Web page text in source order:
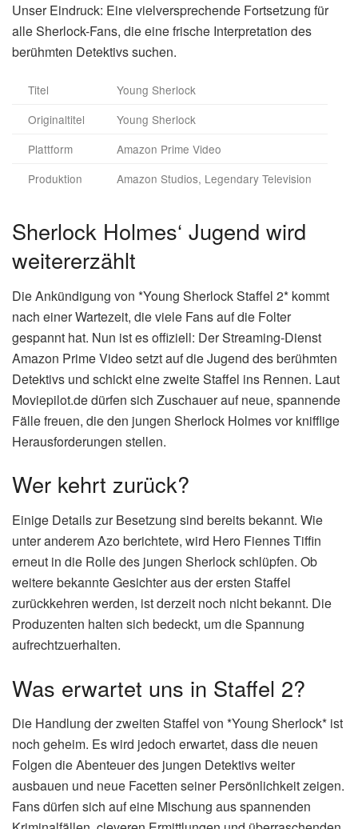
Unser Eindruck: Eine vielversprechende Fortsetzung für
alle Sherlock-Fans, die eine frische Interpretation des
berühmten Detektivs suchen.
Titel
Young Sherlock
Originaltitel
Young Sherlock
Plattform
Amazon Prime Video
Produktion
Amazon Studios, Legendary Television
Sherlock Holmes‘ Jugend wird
weitererzählt
Die Ankündigung von *Young Sherlock Staffel 2* kommt
nach einer Wartezeit, die viele Fans auf die Folter
gespannt hat. Nun ist es offiziell: Der Streaming-Dienst
Amazon Prime Video setzt auf die Jugend des berühmten
Detektivs und schickt eine zweite Staffel ins Rennen. Laut
Moviepilot.de dürfen sich Zuschauer auf neue, spannende
Fälle freuen, die den jungen Sherlock Holmes vor knifflige
Herausforderungen stellen.
Wer kehrt zurück?
Einige Details zur Besetzung sind bereits bekannt. Wie
unter anderem Azo berichtete, wird Hero Fiennes Tiffin
erneut in die Rolle des jungen Sherlock schlüpfen. Ob
weitere bekannte Gesichter aus der ersten Staffel
zurückkehren werden, ist derzeit noch nicht bekannt. Die
Produzenten halten sich bedeckt, um die Spannung
aufrechtzuerhalten.
Was erwartet uns in Staffel 2?
Die Handlung der zweiten Staffel von *Young Sherlock* ist
noch geheim. Es wird jedoch erwartet, dass die neuen
Folgen die Abenteuer des jungen Detektivs weiter
ausbauen und neue Facetten seiner Persönlichkeit zeigen.
Fans dürfen sich auf eine Mischung aus spannenden